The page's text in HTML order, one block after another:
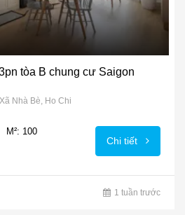
tòa B chung cư Saigon
Nhà Bè, Ho Chi
M²: 100
Chi tiết
1 tuần trước